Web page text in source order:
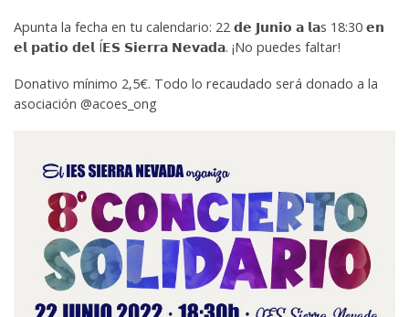
Apunta la fecha en tu calendario: 22 𝗱𝗲 𝗝𝘂𝗻𝗶𝗼 𝗮 𝗹𝗮s 18:30 𝗲𝗻
𝗲𝗹 𝗽𝗮𝘁𝗶𝗼 𝗱𝗲𝗹 Í𝗘𝗦 𝗦𝗶𝗲𝗿𝗿𝗮 𝗡𝗲𝘃𝗮𝗱𝗮. ¡No puedes faltar!
Donativo mínimo 2,5€. Todo lo recaudado será donado a la
asociación @acoes_ong